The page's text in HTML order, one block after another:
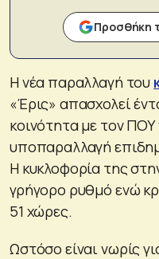
Προσθήκη
Η νέα παραλλαγή του
«Έρις» απασχολεί
κοινότητα με τον ΠΟΥ
υποπαραλλαγή
Η κυκλοφορία της
γρήγορο ρυθμό ενώ
51 χώρες.
Ωστόσο είναι νωρίς